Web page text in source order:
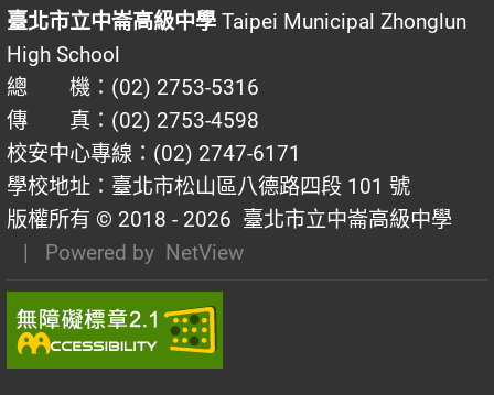
臺北市立中崙高級中學 Taipei Municipal Zhonglun
High School
總 機：(02) 2753-5316
傳 真：(02) 2753-4598
校安中心專線：(02) 2747-6171
學校地址：臺北市松山區八德路四段 101 號
版權所有 © 2018 - 2026 臺北市立中崙高級中學
| Powered by NetView